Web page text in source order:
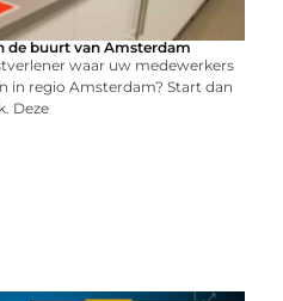
de buurt van Amsterdam
waar uw medewerkers
in regio Amsterdam? Start dan
Deze